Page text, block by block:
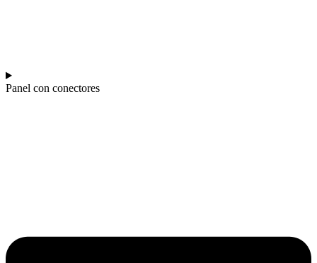
Panel con conectores